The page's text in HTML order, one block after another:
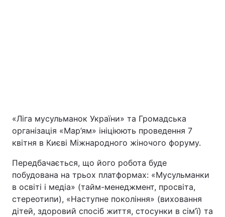
Київ Львів
Дніпро Харків
Одеса
«Ліга мусульманок України» та Громадська
організація «Мар’ям» ініціюють проведення 7
квітня в Києві Міжнародного жіночого форуму.
Передбачається, що його робота буде
побудована на трьох платформах: «Мусульманки
в освіті і медіа» (тайм-менеджмент, просвіта,
стереотипи), «Наступне покоління» (виховання
дітей, здоровий спосіб життя, стосунки в сім’ї) та